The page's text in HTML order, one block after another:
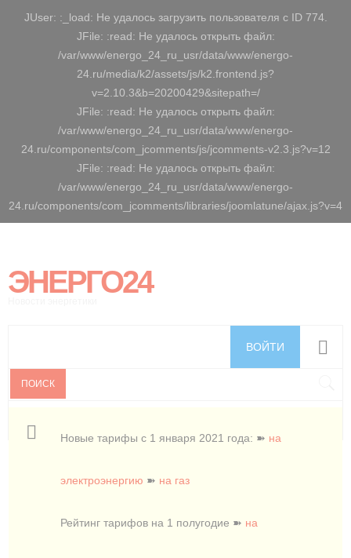
JUser: :_load: Не удалось загрузить пользователя с ID 774.
JFile: :read: Не удалось открыть файл:
/var/www/energo_24_ru_usr/data/www/energo-
24.ru/media/k2/assets/js/k2.frontend.js?
v=2.10.3&b=20200429&sitepath=/
JFile: :read: Не удалось открыть файл:
/var/www/energo_24_ru_usr/data/www/energo-
24.ru/components/com_jcomments/js/jcomments-v2.3.js?v=12
JFile: :read: Не удалось открыть файл:
/var/www/energo_24_ru_usr/data/www/energo-
24.ru/components/com_jcomments/libraries/joomlatune/ajax.js?v=4
ЭНЕРГО24
ВОЙТИ
Новые тарифы с 1 января 2021 года: ➽ на
электроэнергию ➽ на газ
Рейтинг тарифов на 1 полугодие ➽ на
ПОИСК